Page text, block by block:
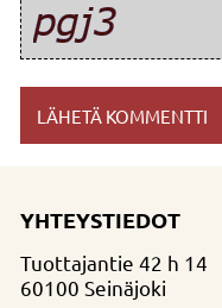
YHTEYSTIEDOT
Tuottajantie 42 h 14
60100 Seinäjoki